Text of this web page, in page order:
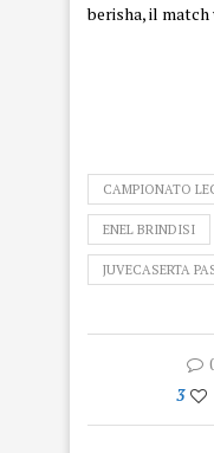
berisha, il
CAMPIONATO
ENEL BRINDISI
JUVECASERTA
3